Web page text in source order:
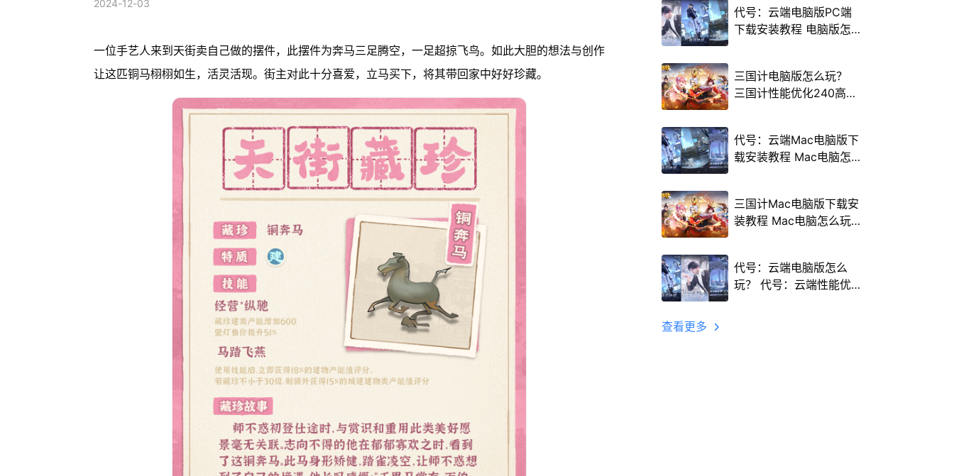
2024-12-03
一位手艺人来到天街卖自己做的摆件，此摆件为奔马三足腾空，一足超掠飞鸟。如此大胆的想法与创作
让这匹铜马栩栩如生，活灵活现。街主对此十分喜爱，立马买下，将其带回家中好好珍藏。
代号：云端电脑版PC端
下载安装教程 电脑版怎
三国计电脑版怎么玩？
三国计性能优化240高帧
代号：云端Mac电脑版下
载安装教程 Mac电脑怎
三国计Mac电脑版下载安
装教程 Mac电脑怎么玩
代号：云端电脑版怎么
玩？ 代号：云端性能优
查看更多